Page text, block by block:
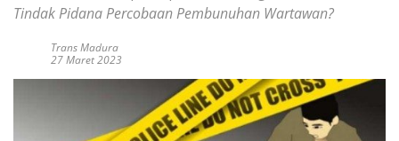
Tindak Pidana Percobaan Pembunuhan Wartawan?
Trans Madura
27 Maret 2023